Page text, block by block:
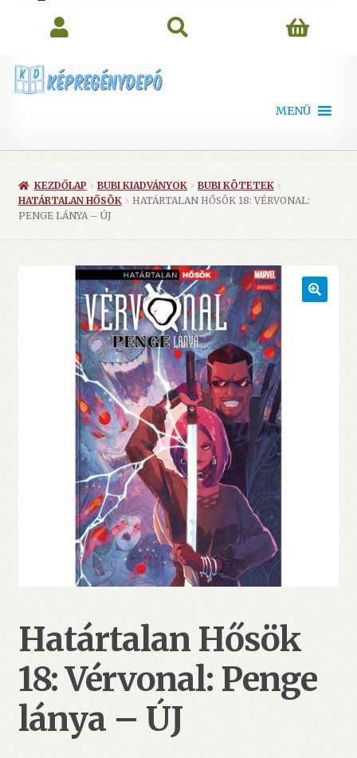
MENÜ
KEZDŐLAP BUBI KIADVÁNYOK
BUBI KÖTETEK
HATÁRTALAN HŐSÖK
HATÁRTALAN HŐSÖK 18: VÉRVONAL:
PENGE LÁNYA – ÚJ
Határtalan Hősök
18: Vérvonal: Penge
lánya – ÚJ